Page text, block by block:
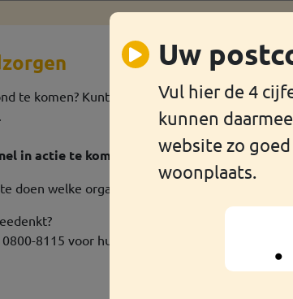
te komen? Kunt u uw rekeningen niet meer
in actie te komen. Dit hoeft u niet alleen te
doen welke organisaties in de buurt voor u
8115 voor hulp bij geldzorgen
Uw
Vul hier de 4
kunnen
website zo
woonplaats.